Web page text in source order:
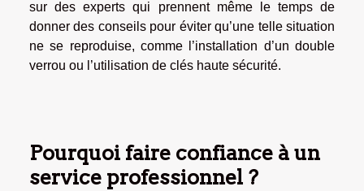
sur des experts qui prennent même le temps de
donner des conseils pour éviter qu’une telle situation
ne se reproduise, comme l’installation d’un double
verrou ou l’utilisation de clés haute sécurité.
Pourquoi faire confiance à un
service professionnel ?